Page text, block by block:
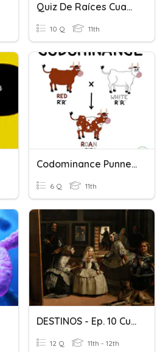
Quiz De Raíces Cuadradas
10 Q 11th
Codominance Punnett Squares Quiz
6 Q 11th
DESTINOS - Ep. 10 Cuadros
12 Q 11th - 12th